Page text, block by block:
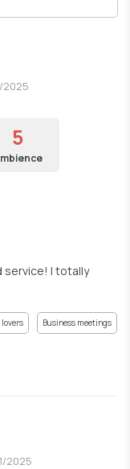
2025
5
service! I totally
Business meetings
2025